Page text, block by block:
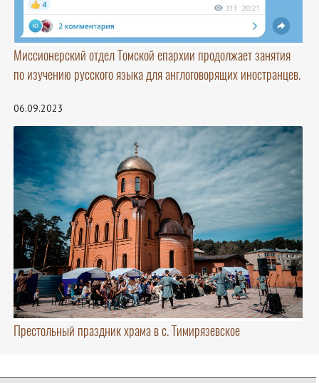
Миссионерский отдел Томской епархии продолжает занятия
по изучению русского языка для англоговорящих иностранцев.
06.09.2023
Престольный праздник храма в с. Тимирязевское